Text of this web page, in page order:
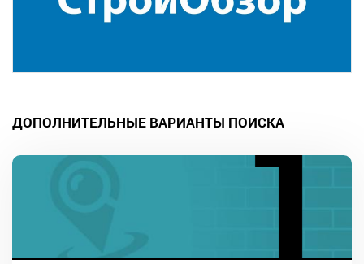
ДОПОЛНИТЕЛЬНЫЕ ВАРИАНТЫ ПОИСКА